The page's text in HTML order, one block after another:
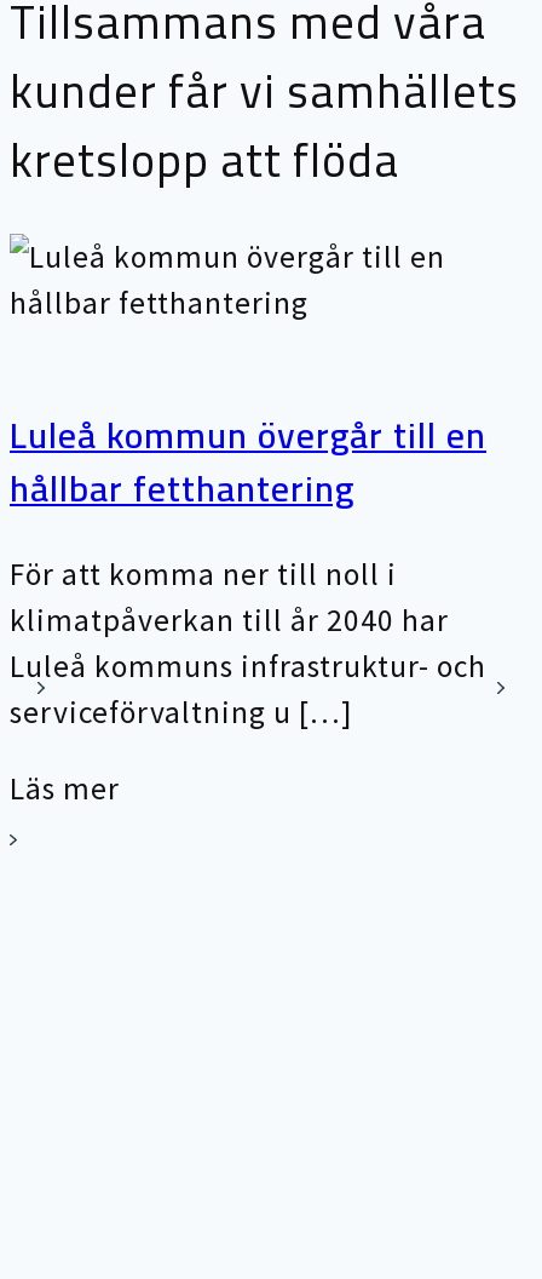
Tillsammans med våra
kunder får vi samhällets
kretslopp att flöda
Luleå kommun övergår till en
hållbar fetthantering
För att komma ner till noll i
klimatpåverkan till år 2040 har
Luleå kommuns infrastruktur- och
serviceförvaltning u […]
Läs mer